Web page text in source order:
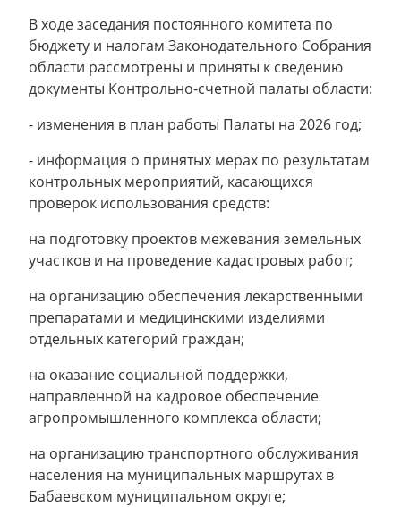
В ходе заседания постоянного комитета по
бюджету и налогам Законодательного Собрания
области рассмотрены и приняты к сведению
документы Контрольно-счетной палаты области:
- изменения в план работы Палаты на 2026 год;
- информация о принятых мерах по результатам
контрольных мероприятий, касающихся
проверок использования средств:
на подготовку проектов межевания земельных
участков и на проведение кадастровых работ;
на организацию обеспечения лекарственными
препаратами и медицинскими изделиями
отдельных категорий граждан;
на оказание социальной поддержки,
направленной на кадровое обеспечение
агропромышленного комплекса области;
на организацию транспортного обслуживания
населения на муниципальных маршрутах в
Бабаевском муниципальном округе;